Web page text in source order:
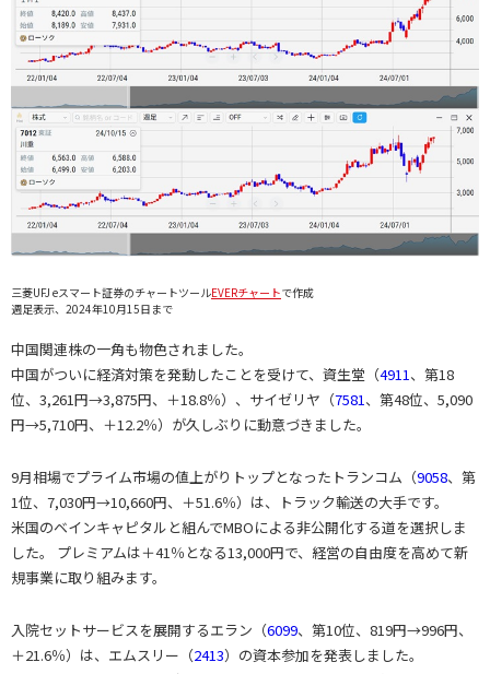
三菱UFJ eスマート証券のチャートツールEVERチャートで作成
週足表示、2024年10月15日まで
中国関連株の一角も物色されました。
中国がついに経済対策を発動したことを受けて、資生堂（4911 、第18
位、3,261円→3,875円、＋18.8％）、サイゼリヤ（7581 、第48位、5,090
円→5,710円、＋12.2％）が久しぶりに動意づきました。
9月相場でプライム市場の値上がりトップとなったトランコム（9058、第
1位、7,030円→10,660円、＋51.6％）は、トラック輸送の大手です。
米国のベインキャピタルと組んでMBOによる非公開化する道を選択しま
した。 プレミアムは＋41％となる13,000円で、経営の自由度を高めて新
規事業に取り組みます。
入院セットサービスを展開するエラン（6099、第10位、819円→996円、
＋21.6％）は、エムスリー（2413）の資本参加を発表しました。